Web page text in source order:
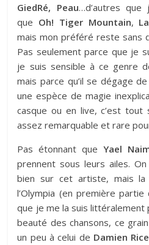
GiedRé, Peau…d’autres que
que Oh! Tiger Mountain,
mais mon préféré reste sans
Pas seulement parce que je
je suis sensible à ce genre
mais parce qu’il se dégage
une espèce de magie
casque ou en live, c’est tout
assez remarquable et rare
Pas étonnant queYael
prennent sous leurs ailes.
bien sur cet artiste, mais la
l’Olympia (en première
que je me la suis littéralement
beauté des chansons, ce
un peu à celui de Damien Rice